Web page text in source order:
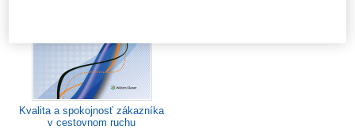
Kvalita a spokojnosť zákazníka
v cestovnom ruchu